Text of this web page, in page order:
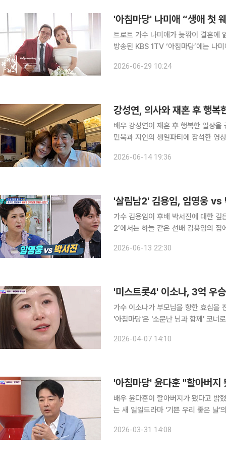
'아침마당' 나미애 “생애 첫
트로트 가수 나미애가 늦깎이 결혼에
방송된 KBS 1TV ‘아침마당’에는 나
개하며 “노래만 하고 살려고 했다. 결
2026-06-29 10:24
강성연, 의사와 재혼 후 행
배우 강성연이 재혼 후 행복한 일상을 공유했다. 13일 강성연은 자신의 인스
민욱과 지인의 생일파티에 참석한 영상을 공개했다. 영상에서 강성연은
커플샷은 지인의 SNS에서도 볼 수
2026-06-14 19:36
'살림남2' 김용임, 임영웅
가수 김용임이 후배 박서진에 대한 깊은 애정을 전했다. 13일 방
2’에서는 하늘 같은 선배 김용임의
가수로 성공할 수 있나 걱정도 됐다”
2026-06-13 22:30
'미스트롯4' 이소나, 3억 우
가수 이소나가 부모님을 향한 효심을 전하며 우
'아침마당'은 '소문난 님과 함께' 코너
많다"며 "세금을 떼고 입금됐는데, 통
2026-04-07 14:10
'아침마당' 윤다훈 "할아버지
배우 윤다훈이 할아버지가 됐다고 밝혔다. 31일 방송된 KBS 1TV '아침마당'의 '소문난
는 새 일일드라마 '기쁜 우리 좋은 날'의 배
다에 있는데, 손녀를 안고 상점에 가면
2026-03-31 14:08